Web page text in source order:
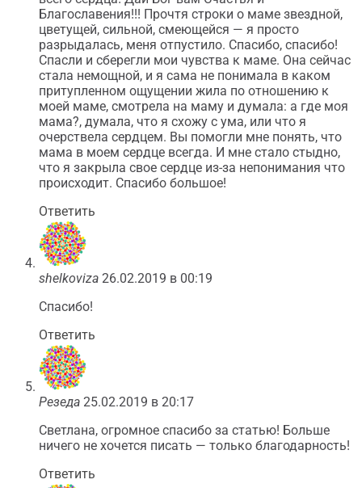
Благославения!!! Прочтя строки о маме звездной,
цветущей, сильной, смеющейся — я просто
разрыдалась, меня отпустило. Спасибо, спасибо!
Спасли и сберегли мои чувства к маме. Она сейчас
стала немощной, и я сама не понимала в каком
притупленном ощущении жила по отношению к
моей маме, смотрела на маму и думала: а где моя
мама?, думала, что я схожу с ума, или что я
очерствела сердцем. Вы помогли мне понять, что
мама в моем сердце всегда. И мне стало стыдно,
что я закрыла свое сердце из-за непонимания что
происходит. Спасибо большое!
Ответить
shelkoviza 26.02.2019 в 00:19
Спасибо!
Ответить
Резеда 25.02.2019 в 20:17
Светлана, огромное спасибо за статью! Больше
ничего не хочется писать — только благодарность!
Ответить